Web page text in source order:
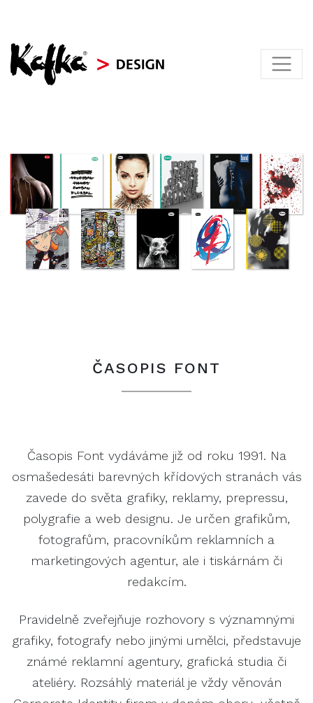
KAFKA > DESIGN
ČASOPIS FONT
Časopis Font vydáváme již od roku 1991. Na
osmašedesáti barevných křídových stranách vás
zavede do světa grafiky, reklamy, prepressu,
polygrafie a web designu. Je určen grafikům,
fotografům, pracovníkům reklamních a
marketingových agentur, ale i tiskárnám či
redakcím.
Pravidelně zveřejňuje rozhovory s významnými
grafiky, fotografy nebo jinými umělci, představuje
známé reklamní agentury, grafická studia či
ateliéry. Rozsáhlý materiál je vždy věnován